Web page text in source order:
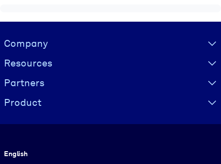
Visually hidden Text
Company
Resources
Partners
Product
English